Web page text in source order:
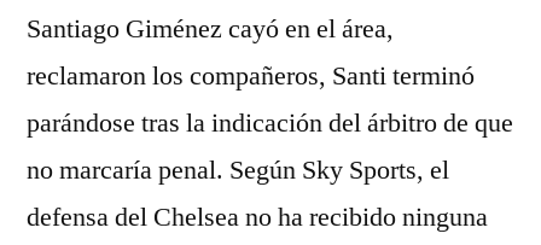
Santiago Giménez cayó en el área,
reclamaron los compañeros, Santi terminó
parándose tras la indicación del árbitro de que
no marcaría penal. Según Sky Sports, el
defensa del Chelsea no ha recibido ninguna